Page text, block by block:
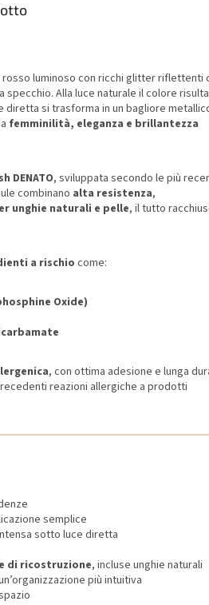
rosso luminoso con ricchi glitter riflettenti
Alla luce naturale il colore risulta
si trasforma in un bagliore
femminilità, eleganza e brillantezza
DENATO, sviluppata secondo le più
combinano alta resistenza,
unghie naturali e pelle, il tutto
a rischio come:
Oxide)
, con ottima adesione e lunga
reazioni allergiche a prodotti
semplice
sotto luce diretta
di ricostruzione, incluse unghie naturali
più intuitiva